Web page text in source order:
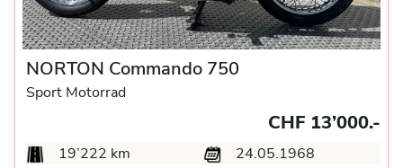
NORTON Commando 750
Sport Motorrad
CHF 13’000.-
19’222 km
24.05.1968